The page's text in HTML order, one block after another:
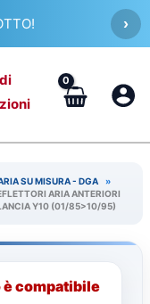
›
SU MISURA - DGA
»
ARIA ANTERIORI
Y10 (01/85>10/95)
è compatibile